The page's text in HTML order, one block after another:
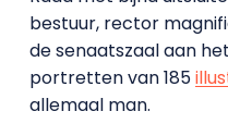
bestuur, rector
de senaatszaal aan
portretten van 185
allemaal man.